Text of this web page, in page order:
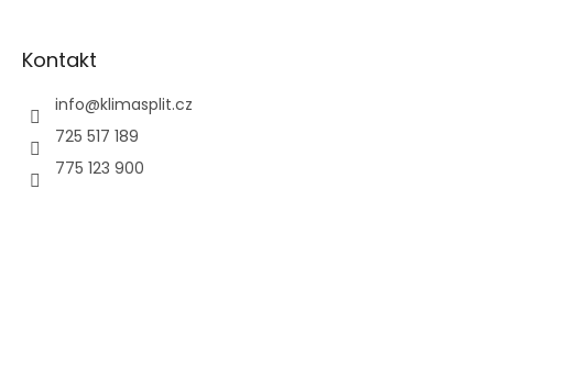
Kontakt
info@klimasplit.cz
725 517 189
775 123 900